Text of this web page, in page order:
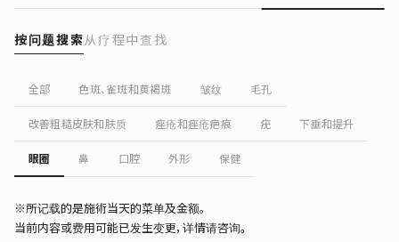
按问题搜索从疗程中查找
全部 色斑、雀斑和黄褐斑 皱纹 毛孔
改善粗糙皮肤和肤质 痤疮和痤疮疤痕 疣 下垂和提升
眼圈 鼻 口腔 外形 保健
※所记载的是施術当天的菜单及金额。
当前内容或费用可能已发生变更，详情请咨询。